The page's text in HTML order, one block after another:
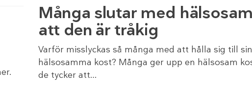
Många slutar med
att den är tråkig
Varför misslyckas så många med att hålla sig till
hälsosamma kost? Många ger upp en hälsosam
de tycker att…